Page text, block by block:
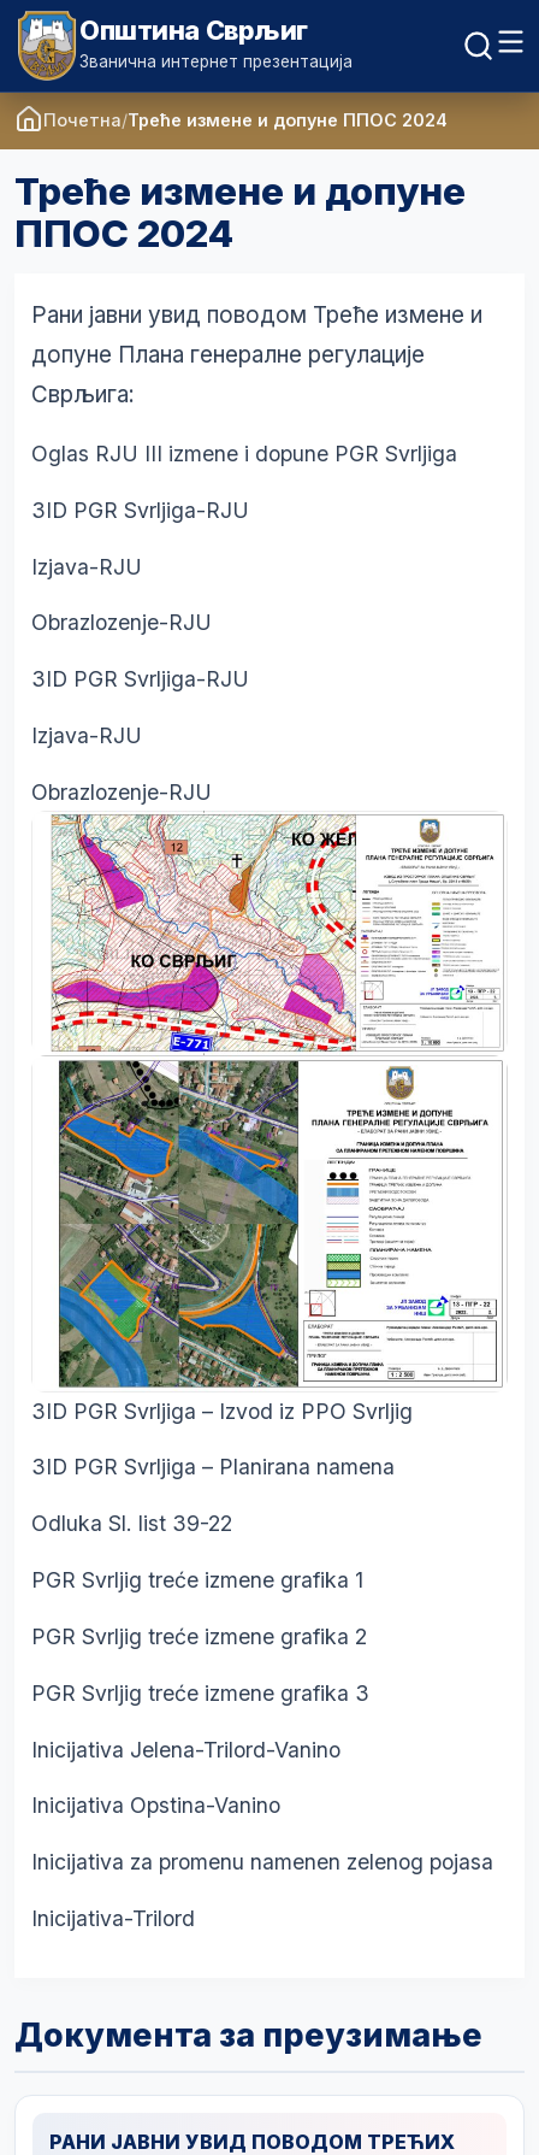
Општина Сврљиг
Званична интернет презентација
Почетна Треће измене и допуне ППОС 2024
Треће измене и допуне
ППОС 2024
Рани јавни увид поводом Треће измене и
допуне Плана генералне регулације
Сврљига:
Oglas RJU III izmene i dopune PGR Svrljiga
3ID PGR Svrljiga-RJU
Izjava-RJU
Obrazlozenje-RJU
3ID PGR Svrljiga-RJU
Izjava-RJU
Obrazlozenje-RJU
3ID PGR Svrljiga – Izvod iz PPO Svrljig
3ID PGR Svrljiga – Planirana namena
Odluka Sl. list 39-22
PGR Svrljig treće izmene grafika 1
PGR Svrljig treće izmene grafika 2
PGR Svrljig treće izmene grafika 3
Inicijativa Jelena-Trilord-Vanino
Inicijativa Opstina-Vanino
Inicijativa za promenu namenen zelenog pojasa
Inicijativa-Trilord
Документа за преузимање
РАНИ ЈАВНИ УВИД ПОВОДОМ ТРЕЋИХ